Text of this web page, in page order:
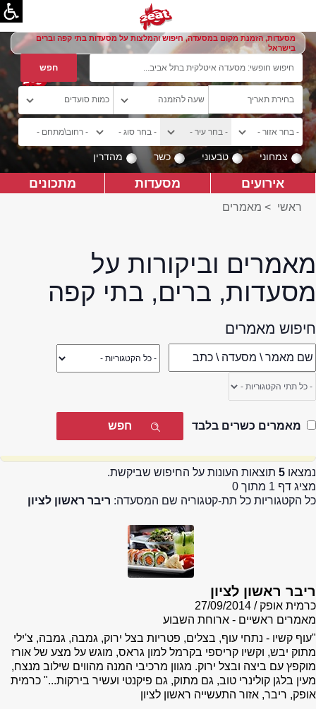
מסעדות, הזמנת מקום במסעדה, חיפוש והמלצות על מסעדות בתי קפה וברים
בישראל
צמחוני טבעוני כשר מהדרין
אירועים מסעדות מתכונים
ראשי > מאמרים
מאמרים וביקורות על
מסעדות, ברים, בתי קפה
חיפוש מאמרים
מאמרים כשרים בלבד
נמצאו 5 תוצאות העונות על החיפוש שביקשת.
מציג דף 1 מתוך 0
כל הקטגוריות כל תת-קטגוריה שם המסעדה: ריבר ראשון לציון
ריבר ראשון לציון
כרמית אופק
27/09/2014
מאמרים ראשיים - ארוחת השבוע
"עוף קשיו - נתחי עוף, בצלים, פטריות בצל ירוק, גמבה, גמבה, צ'ילי
מתוק יבש, וקשיו קריספי בקרמל למון גראס, מוגש על מצע של אורז
מוקפץ עם ביצה ובצל ירוק. מגוון מרכיבי המנה מהווים שילוב מנצח,
מעין בלגן קולינרי טוב, גם מתוק, גם פיקנטי ועשיר בירקות..." כרמית
אופק, ריבר, אזור התעשייה ראשון לציון